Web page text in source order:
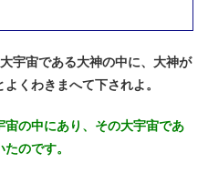
宇宙である大神の中に、大神が
くわきまへて下されよ。
の中にあり、その大宇宙であ
のです。